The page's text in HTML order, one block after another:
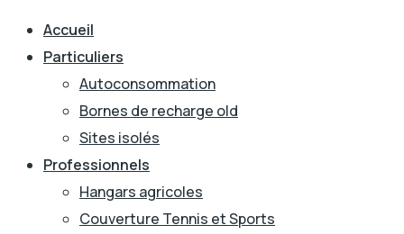
Accueil
Particuliers
Autoconsommation
Bornes de recharge old
Sites isolés
Professionnels
Hangars agricoles
Couverture Tennis et Sports